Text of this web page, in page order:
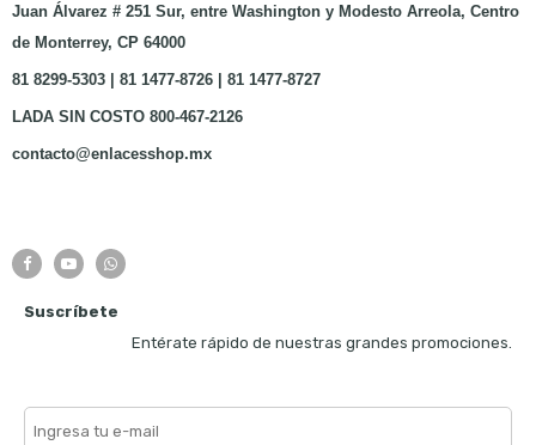
Juan Álvarez # 251 Sur, entre Washington y Modesto Arreola, Centro
de Monterrey, CP 64000
81 8299-5303 | 81 1477-8726 | 81 1477-8727
LADA SIN COSTO 800-467-2126
contacto@enlacesshop.mx
Suscríbete
Entérate rápido de nuestras grandes promociones.